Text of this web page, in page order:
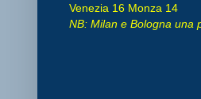
Venezia 16 Monza 14
NB: Milan e Bologna una